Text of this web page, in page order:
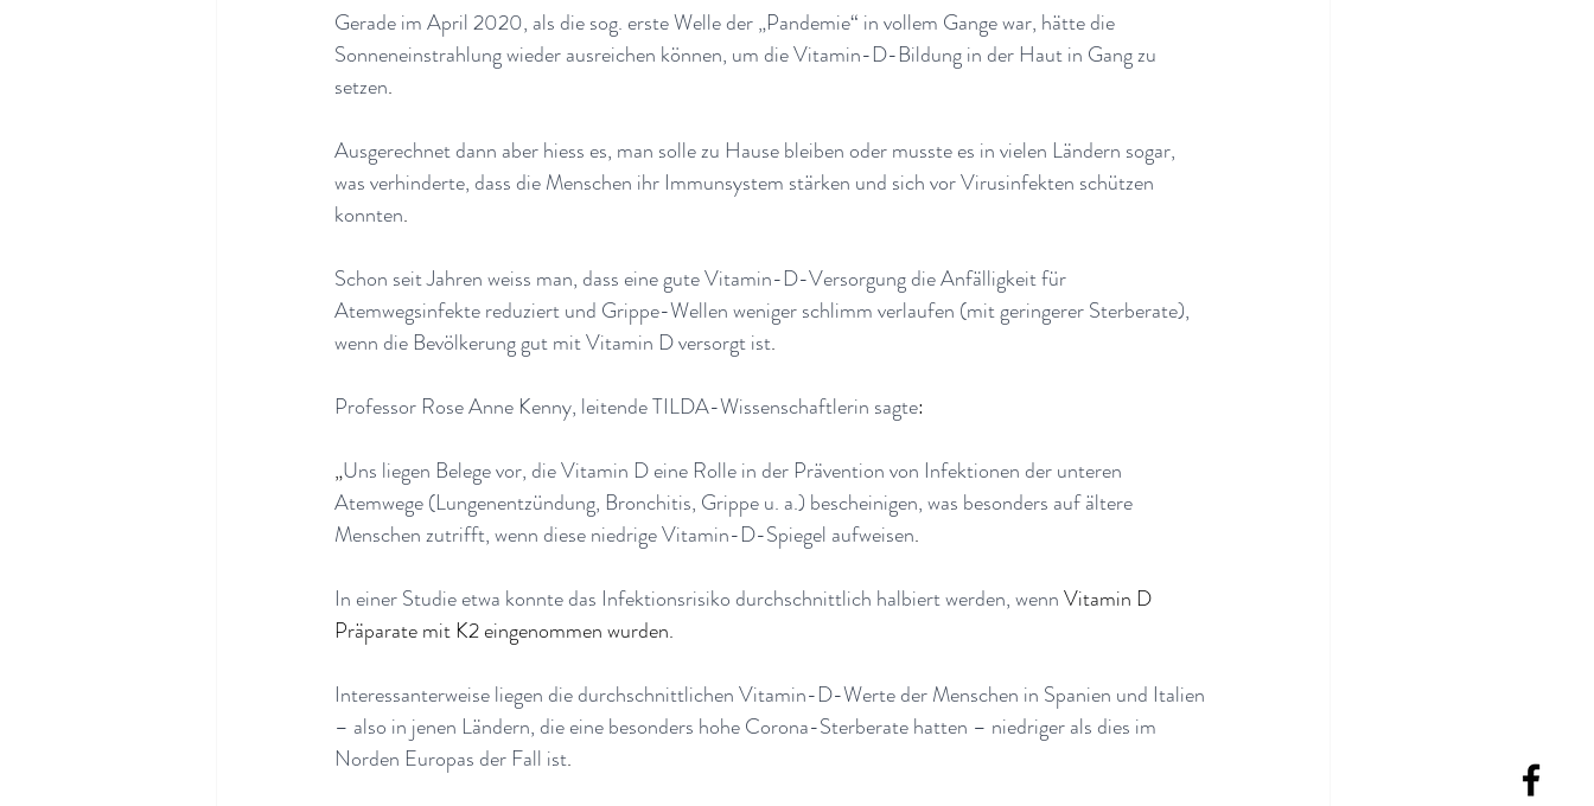
Gerade im April 2020, als die sog. erste Welle der „Pandemie“ in vollem Gange war, hätte die
Sonneneinstrahlung wieder ausreichen können, um die Vitamin-D-Bildung in der Haut in Gang zu
setzen.
Ausgerechnet dann aber hiess es, man solle zu Hause bleiben oder musste es in vielen Ländern sogar,
was verhinderte, dass die Menschen ihr Immunsystem stärken und sich vor Virusinfekten schützen
konnten.
Schon seit Jahren weiss man, dass eine gute Vitamin-D-Versorgung die Anfälligkeit für
Atemwegsinfekte reduziert und Grippe-Wellen weniger schlimm verlaufen (mit geringerer Sterberate),
wenn die Bevölkerung gut mit Vitamin D versorgt ist.
Professor Rose Anne Kenny, leitende TILDA-Wissenschaftlerin sagte:
„Uns liegen Belege vor, die Vitamin D eine Rolle in der Prävention von Infektionen der unteren
Atemwege (Lungenentzündung, Bronchitis, Grippe u. a.) bescheinigen, was besonders auf ältere
Menschen zutrifft, wenn diese niedrige Vitamin-D-Spiegel aufweisen.
In einer Studie etwa konnte das Infektionsrisiko durchschnittlich halbiert werden, wenn Vitamin D
Präparate mit K2 eingenommen wurden.
Interessanterweise liegen die durchschnittlichen Vitamin-D-Werte der Menschen in Spanien und Italien
– also in jenen Ländern, die eine besonders hohe Corona-Sterberate hatten – niedriger als dies im
Norden Europas der Fall ist.